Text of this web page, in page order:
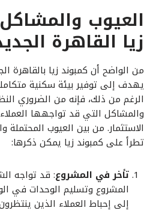
العيوب
زيا القاهرة
من الواضح أن كمبوند زيا بالقاهرة
يهدف إلى توفير بيئة سكنية
الرغم من ذلك، فإنه من الضروري
والمشاكل التي قد تواجهها
الاستثمار. من بين العيوب
تطرأ على كمبوند زيا يمكن ذكرها:
تأخر في المشروع: قد تواجه
المشروع وتسليم الوحدات في
إلى إحباط العملاء الذين